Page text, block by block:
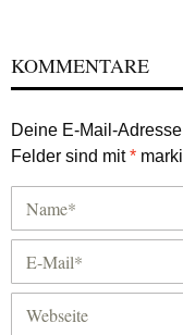
KOMMENTARE
Deine E-Mail-
Felder sind mit*